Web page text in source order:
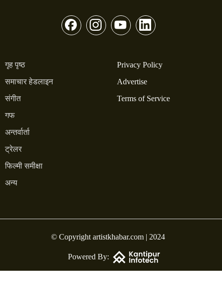
गृह पृष्ठ
समाचार हेडलाइन
संगीत
गफ
अन्तर्वार्ता
ट्रेलर
फिल्मी समीक्षा
अन्य
Privacy Policy
Advertise
Terms of Service
© Copyright artistkhabar.com | 2024
Powered By: